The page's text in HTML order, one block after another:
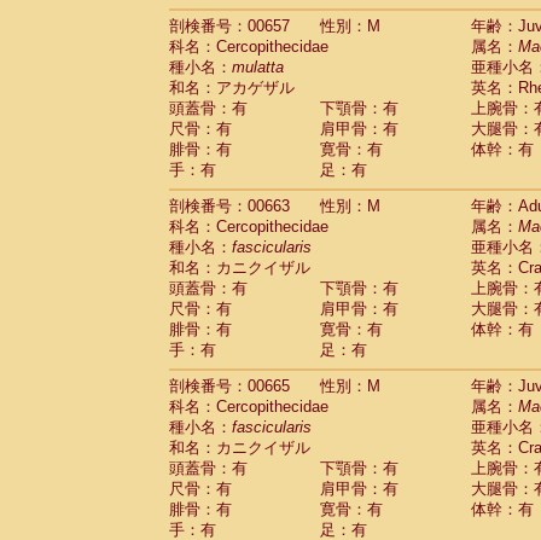
剖検番号：00657
性別：M
年齢：
科名：Cercopithecidae
属名：
種小名： mulatta
亜種小名
和名：アカゲザル
英名：
頭蓋骨：有
下顎骨：有
上腕骨：
尺骨：有
肩甲骨：有
大腿骨：
腓骨：有
寛骨：有
体幹：有
手：有
足：有
剖検番号：00663
性別：M
年齢：
科名：Cercopithecidae
属名：
種小名： fascicularis
亜種小名
和名：カニクイザル
英名：
頭蓋骨：有
下顎骨：有
上腕骨：
尺骨：有
肩甲骨：有
大腿骨：
腓骨：有
寛骨：有
体幹：有
手：有
足：有
剖検番号：00665
性別：M
年齢：
科名：Cercopithecidae
属名：
種小名： fascicularis
亜種小名
和名：カニクイザル
英名：
頭蓋骨：有
下顎骨：有
上腕骨：
尺骨：有
肩甲骨：有
大腿骨：
腓骨：有
寛骨：有
体幹：有
手：有
足：有